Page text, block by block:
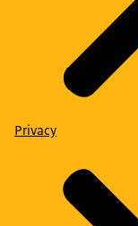
Privacy